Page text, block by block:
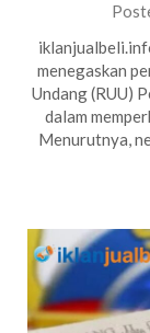
menegaskan
Undang (RUU)
dalam
Menurutnya,